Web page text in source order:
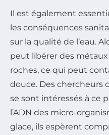
Il est également
les conséquences
sur la qualité de l’eau.
peut libérer des
roches, ce qui peut
douce. Des chercheurs
se sont intéressés à ce
l’ADN des micro-
glace, ils espèrent